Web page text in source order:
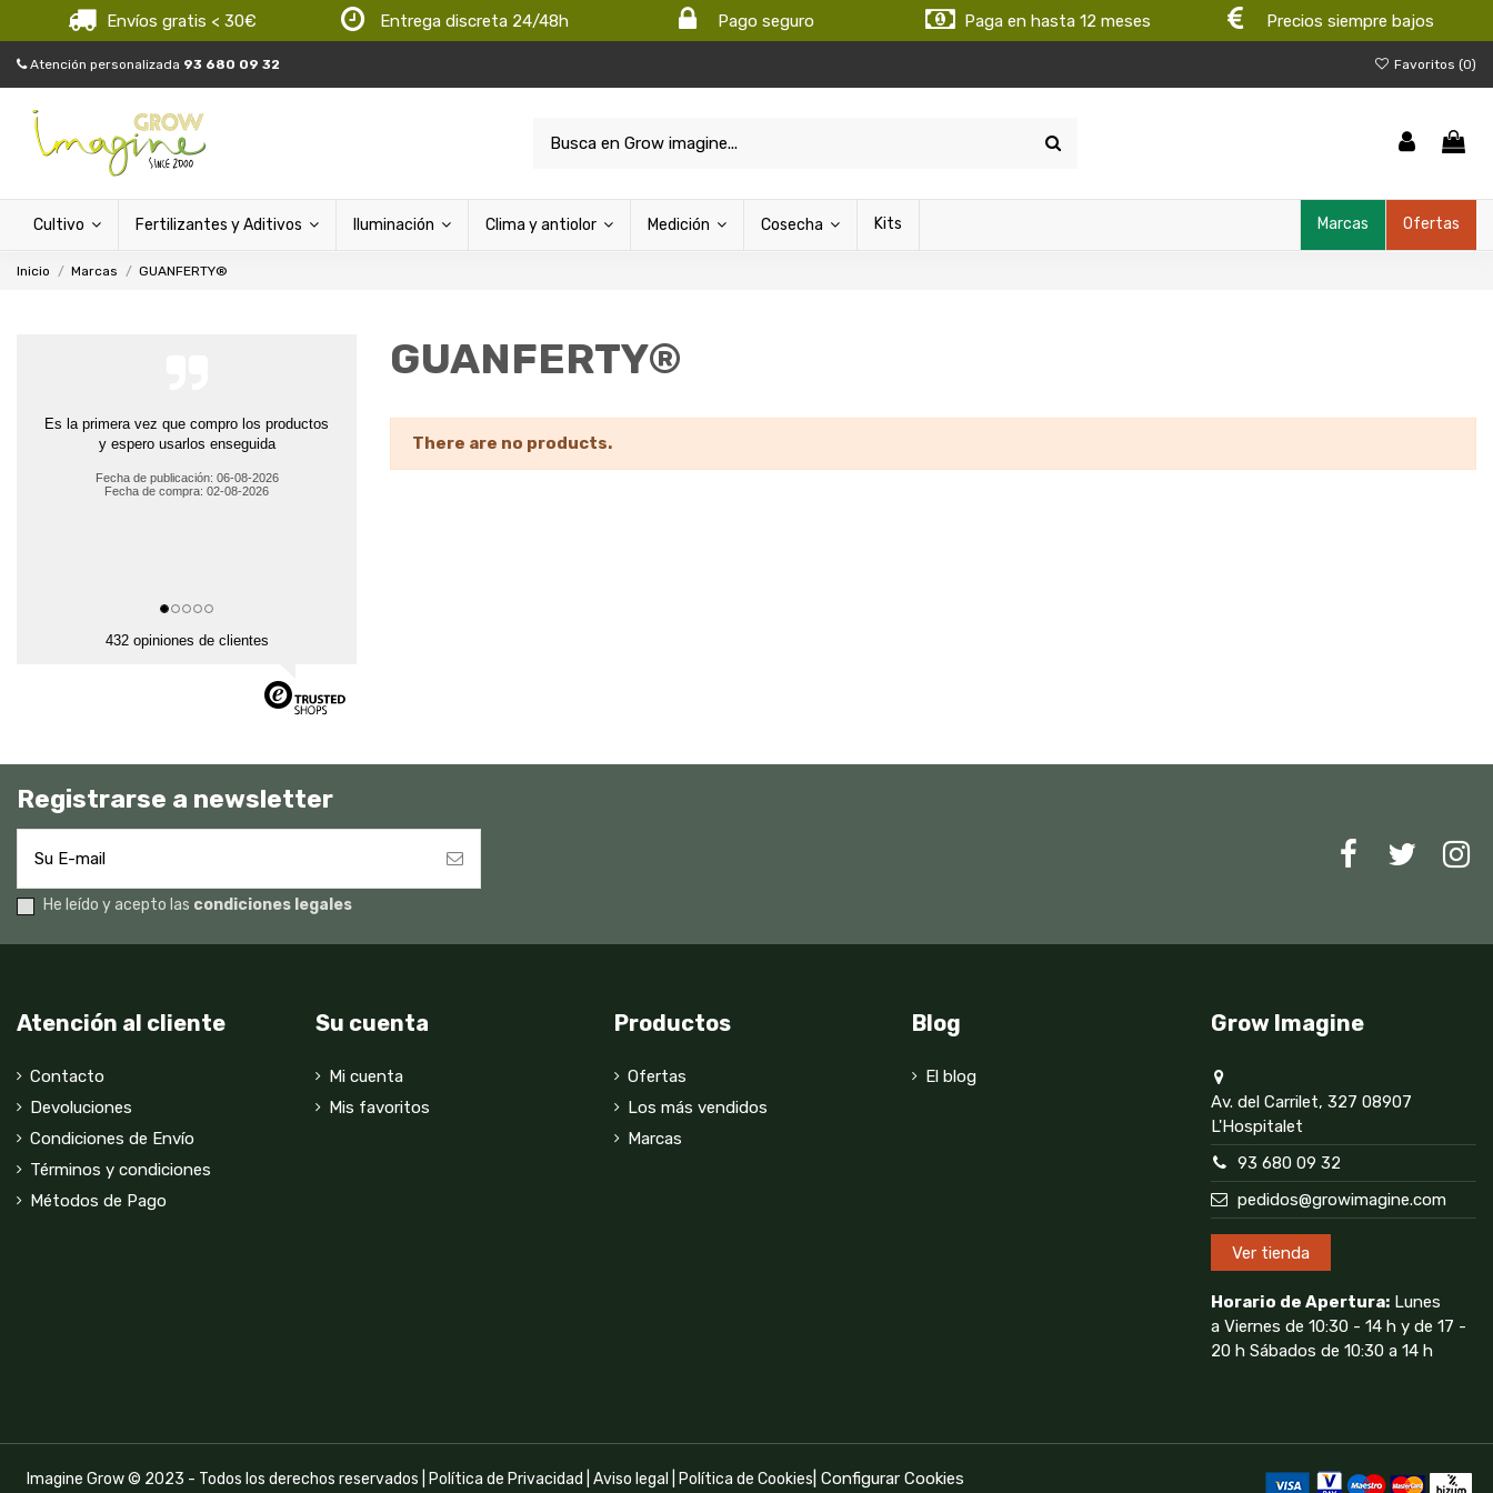
Envíos gratis < 30€ Entrega discreta 24/48h Pago seguro Paga en hasta 12 meses Precios siempre bajos
Atención personalizada 93 680 09 32 Favoritos (0)
Cultivo Fertilizantes y Aditivos Iluminación Clima y antiolor Medición Cosecha Kits Ofertas
Marcas
Inicio Marcas GUANFERTY®
GUANFERTY®
There are no products.
Es la primera vez que compro los productos
y espero usarlos enseguida
Fecha de publicación: 06-08-2026
Fecha de compra: 02-08-2026
432 opiniones de clientes
Registrarse a newsletter
He leído y acepto las condiciones legales
Atención al cliente
Contacto
Devoluciones
Condiciones de Envío
Términos y condiciones
Métodos de Pago
Su cuenta
Mi cuenta
Mis favoritos
Productos
Ofertas
Los más vendidos
Marcas
Blog
El blog
Grow Imagine
Av. del Carrilet, 327 08907
L'Hospitalet
93 680 09 32
pedidos@growimagine.com
Ver tienda
Horario de Apertura: Lunes
a Viernes de 10:30 - 14 h y de 17 -
20 h Sábados de 10:30 a 14 h
Imagine Grow © 2023 - Todos los derechos reservados | Política de Privacidad Aviso legal Política de Cookies Configurar Cookies